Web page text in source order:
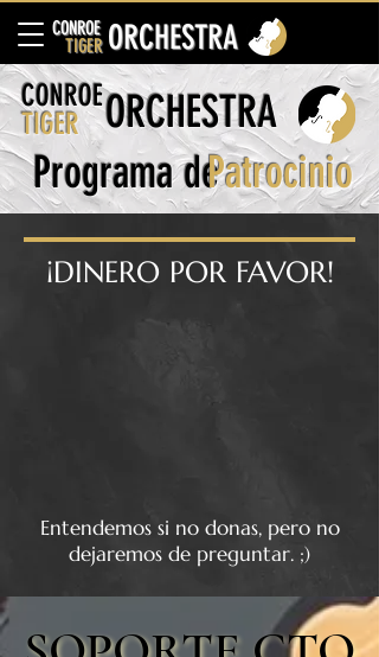
CONROE
TIGER ORCHESTRA
CONROE
TIGER
ORCHESTRA
Programa dePatrocinio
¡DINERO POR FAVOR!
Entendemos si no donas, pero no
dejaremos de preguntar. ;)